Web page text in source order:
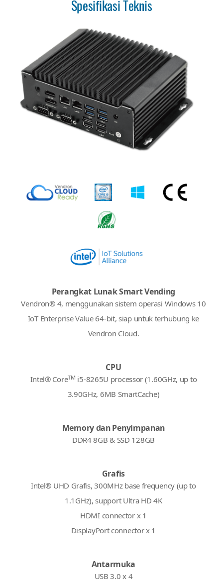
Spesifikasi Teknis
Perangkat Lunak Smart Vending
Vendron® 4, menggunakan sistem operasi Windows 10
IoT Enterprise Value 64-bit, siap untuk terhubung ke
Vendron Cloud.
CPU
Intel® CoreTM i5-8265U processor (1.60GHz, up to
3.90GHz, 6MB SmartCache)
Memory dan Penyimpanan
DDR4 8GB & SSD 128GB
Grafis
Intel® UHD Grafis, 300MHz base frequency (up to
1.1GHz), support Ultra HD 4K
HDMI connector x 1
DisplayPort connector x 1
Antarmuka
USB 3.0 x 4